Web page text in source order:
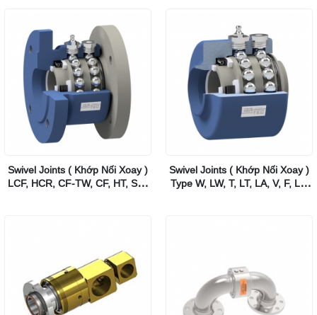
Swivel Joints ( Khớp Nối Xoay )
LCF, HCR, CF-TW, CF, HT, SO-
Swivel Joints ( Khớp Nối Xoay )
Type W, LW, T, LT, LA, V, F, LF,